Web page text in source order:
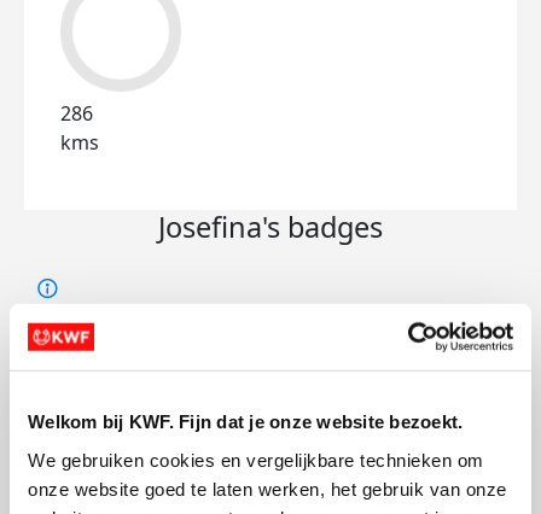
Welkom bij KWF. Fijn dat je onze website bezoekt.
We gebruiken cookies en vergelijkbare technieken om
onze website goed te laten werken, het gebruik van onze
286
kms
Josefina's badges